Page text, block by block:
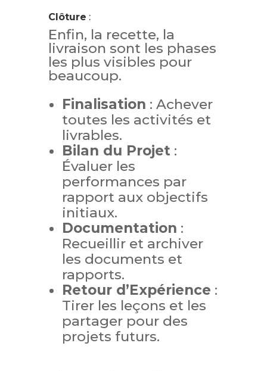
Clôture :
Enfin, la recette, la
livraison sont les phases
les plus visibles pour
beaucoup.
Finalisation : Achever
toutes les activités et
livrables.
Bilan du Projet :
Évaluer les
performances par
rapport aux objectifs
initiaux.
Documentation :
Recueillir et archiver
les documents et
rapports.
Retour d’Expérience :
Tirer les leçons et les
partager pour des
projets futurs.